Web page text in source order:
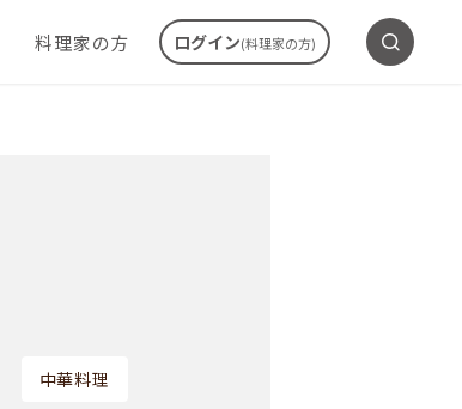
料理家の方 ログイン(料理家の方)
中華料理